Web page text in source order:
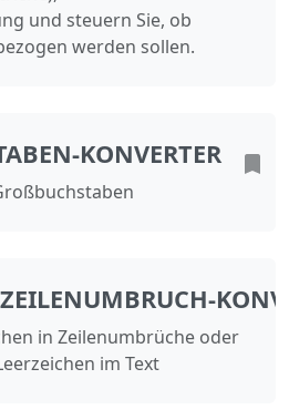
und steuern Sie, ob
werden sollen.
in Zeilenumbrüche oder
im Text